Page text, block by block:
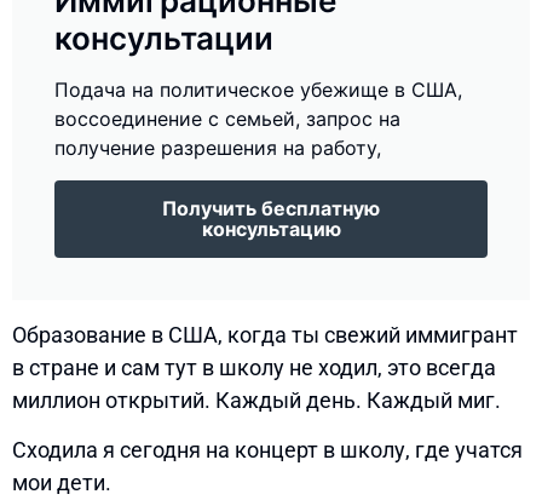
консультации
Подача на политическое убежище в США,
воссоединение с семьей, запрос на
получение разрешения на работу,
Получить бесплатную
консультацию
Образование в США, когда ты свежий иммигрант
в стране и сам тут в школу не ходил, это всегда
миллион открытий. Каждый день. Каждый миг.
Сходила я сегодня на концерт в школу, где учатся
мои дети.